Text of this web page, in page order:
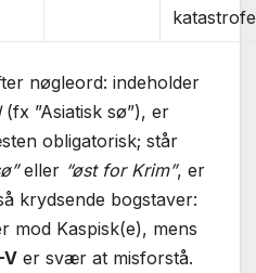
nøgleord: indeholder
(fx ”Asiatisk sø”), er
obligatorisk; står
eller “øst for Krim”, er
krydsende bogstaver:
mod Kaspisk(e), mens
V er svær at misforstå.